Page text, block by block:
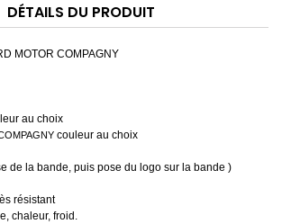
DÉTAILS DU PRODUIT
MOTOR COMPAGNY
au choix
couleur au choix
de la bande, puis pose du logo sur la bande )
résistant
chaleur, froid.